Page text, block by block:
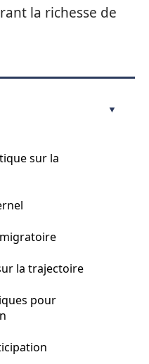
la richesse de
sur la
la trajectoire
pour